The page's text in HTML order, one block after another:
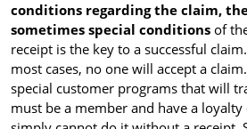
conditions regarding the claim,
sometimes special conditions of
receipt is the key to a successful
most cases, no one will accept a
special customer programs that will
must be a member and have a